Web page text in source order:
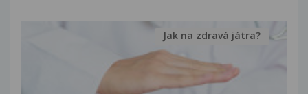
Jak na zdravá játra?